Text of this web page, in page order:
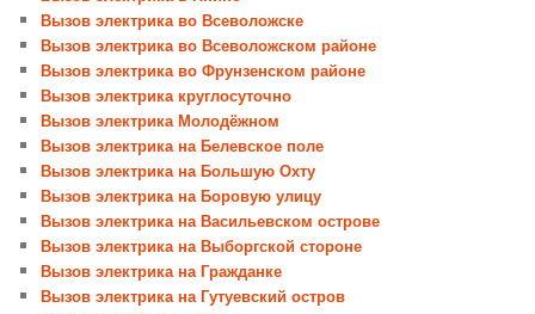
Вызов электрика во Всеволожске
Вызов электрика во Всеволожском районе
Вызов электрика во Фрунзенском районе
Вызов электрика круглосуточно
Вызов электрика Молодёжном
Вызов электрика на Белевское поле
Вызов электрика на Большую Охту
Вызов электрика на Боровую улицу
Вызов электрика на Васильевском острове
Вызов электрика на Выборгской стороне
Вызов электрика на Гражданке
Вызов электрика на Гутуевский остров